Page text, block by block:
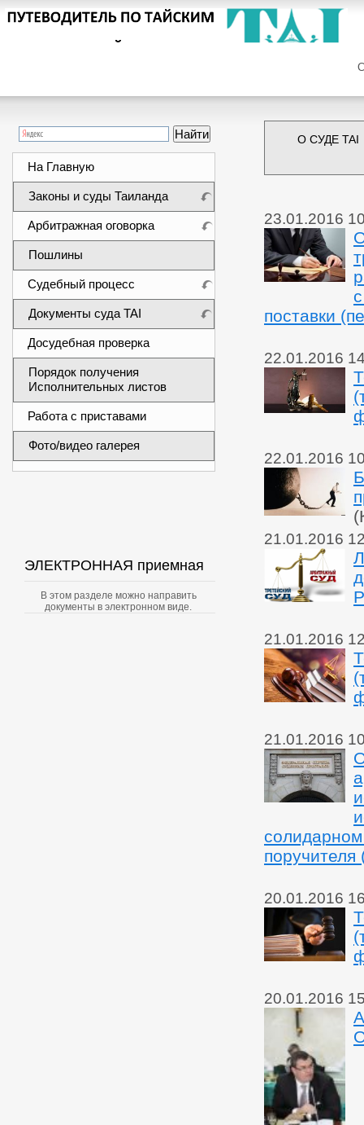
На Главную
Законы и суды Таиланда
Арбитражная оговорка
Пошлины
Судебный процесс
Документы суда TAI
Досудебная проверка
Порядок получения
Исполнительных листов
Работа с приставами
Фото/видео галерея
ЭЛЕКТРОННАЯ приемная
В этом разделе можно направить
документы в электронном виде.
О СУДЕ TAI
23.01.2016
поставки
22.01.2016
22.01.2016
21.01.2016
21.01.2016
21.01.2016
20.01.2016
20.01.2016